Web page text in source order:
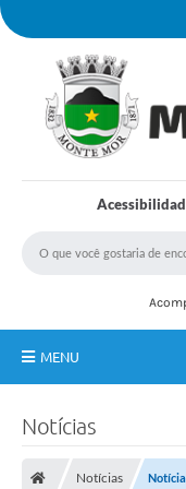
MENU
Notícias
Notícias Notícia